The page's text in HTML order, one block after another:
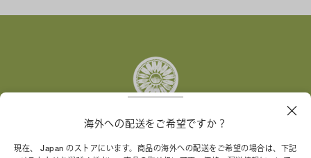
Facebook
トリー バーチ財団は、女性起業家が持続可能な企業を築
海外への配送をご希望ですか？
現在、 Japan のストアにいます。商品の海外への配送をご希望の場合は、下記